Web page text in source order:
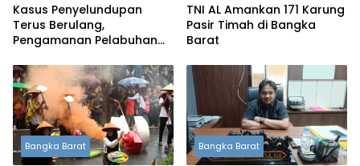
Kasus Penyelundupan
Terus Berulang,
Pengamanan Pelabuhan
Diperketat
TNI AL Amankan 171 Karung
Pasir Timah di Bangka
Barat
Bangka Barat Bangka Barat